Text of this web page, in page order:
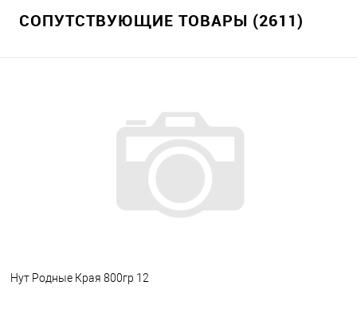
СОПУТСТВУЮЩИЕ ТОВАРЫ (2611)
Нут Родные Края 800гр 12